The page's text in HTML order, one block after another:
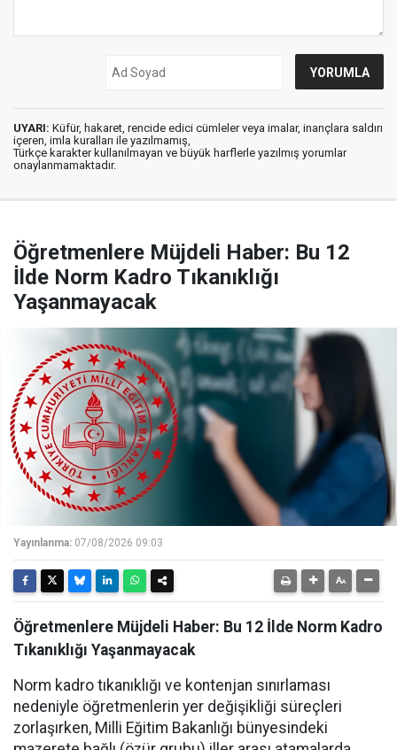
UYARI: Küfür, hakaret, rencide edici cümleler veya imalar, inançlara saldırı
içeren, imla kuralları ile yazılmamış,
Türkçe karakter kullanılmayan ve büyük harflerle yazılmış yorumlar
onaylanmamaktadır.
Öğretmenlere Müjdeli Haber: Bu 12
İlde Norm Kadro Tıkanıklığı
Yaşanmayacak
Yayınlanma: 07/08/2026 09:03
Öğretmenlere Müjdeli Haber: Bu 12 İlde Norm Kadro
Tıkanıklığı Yaşanmayacak
Norm kadro tıkanıklığı ve kontenjan sınırlaması
nedeniyle öğretmenlerin yer değişikliği süreçleri
zorlaşırken, Milli Eğitim Bakanlığı bünyesindeki